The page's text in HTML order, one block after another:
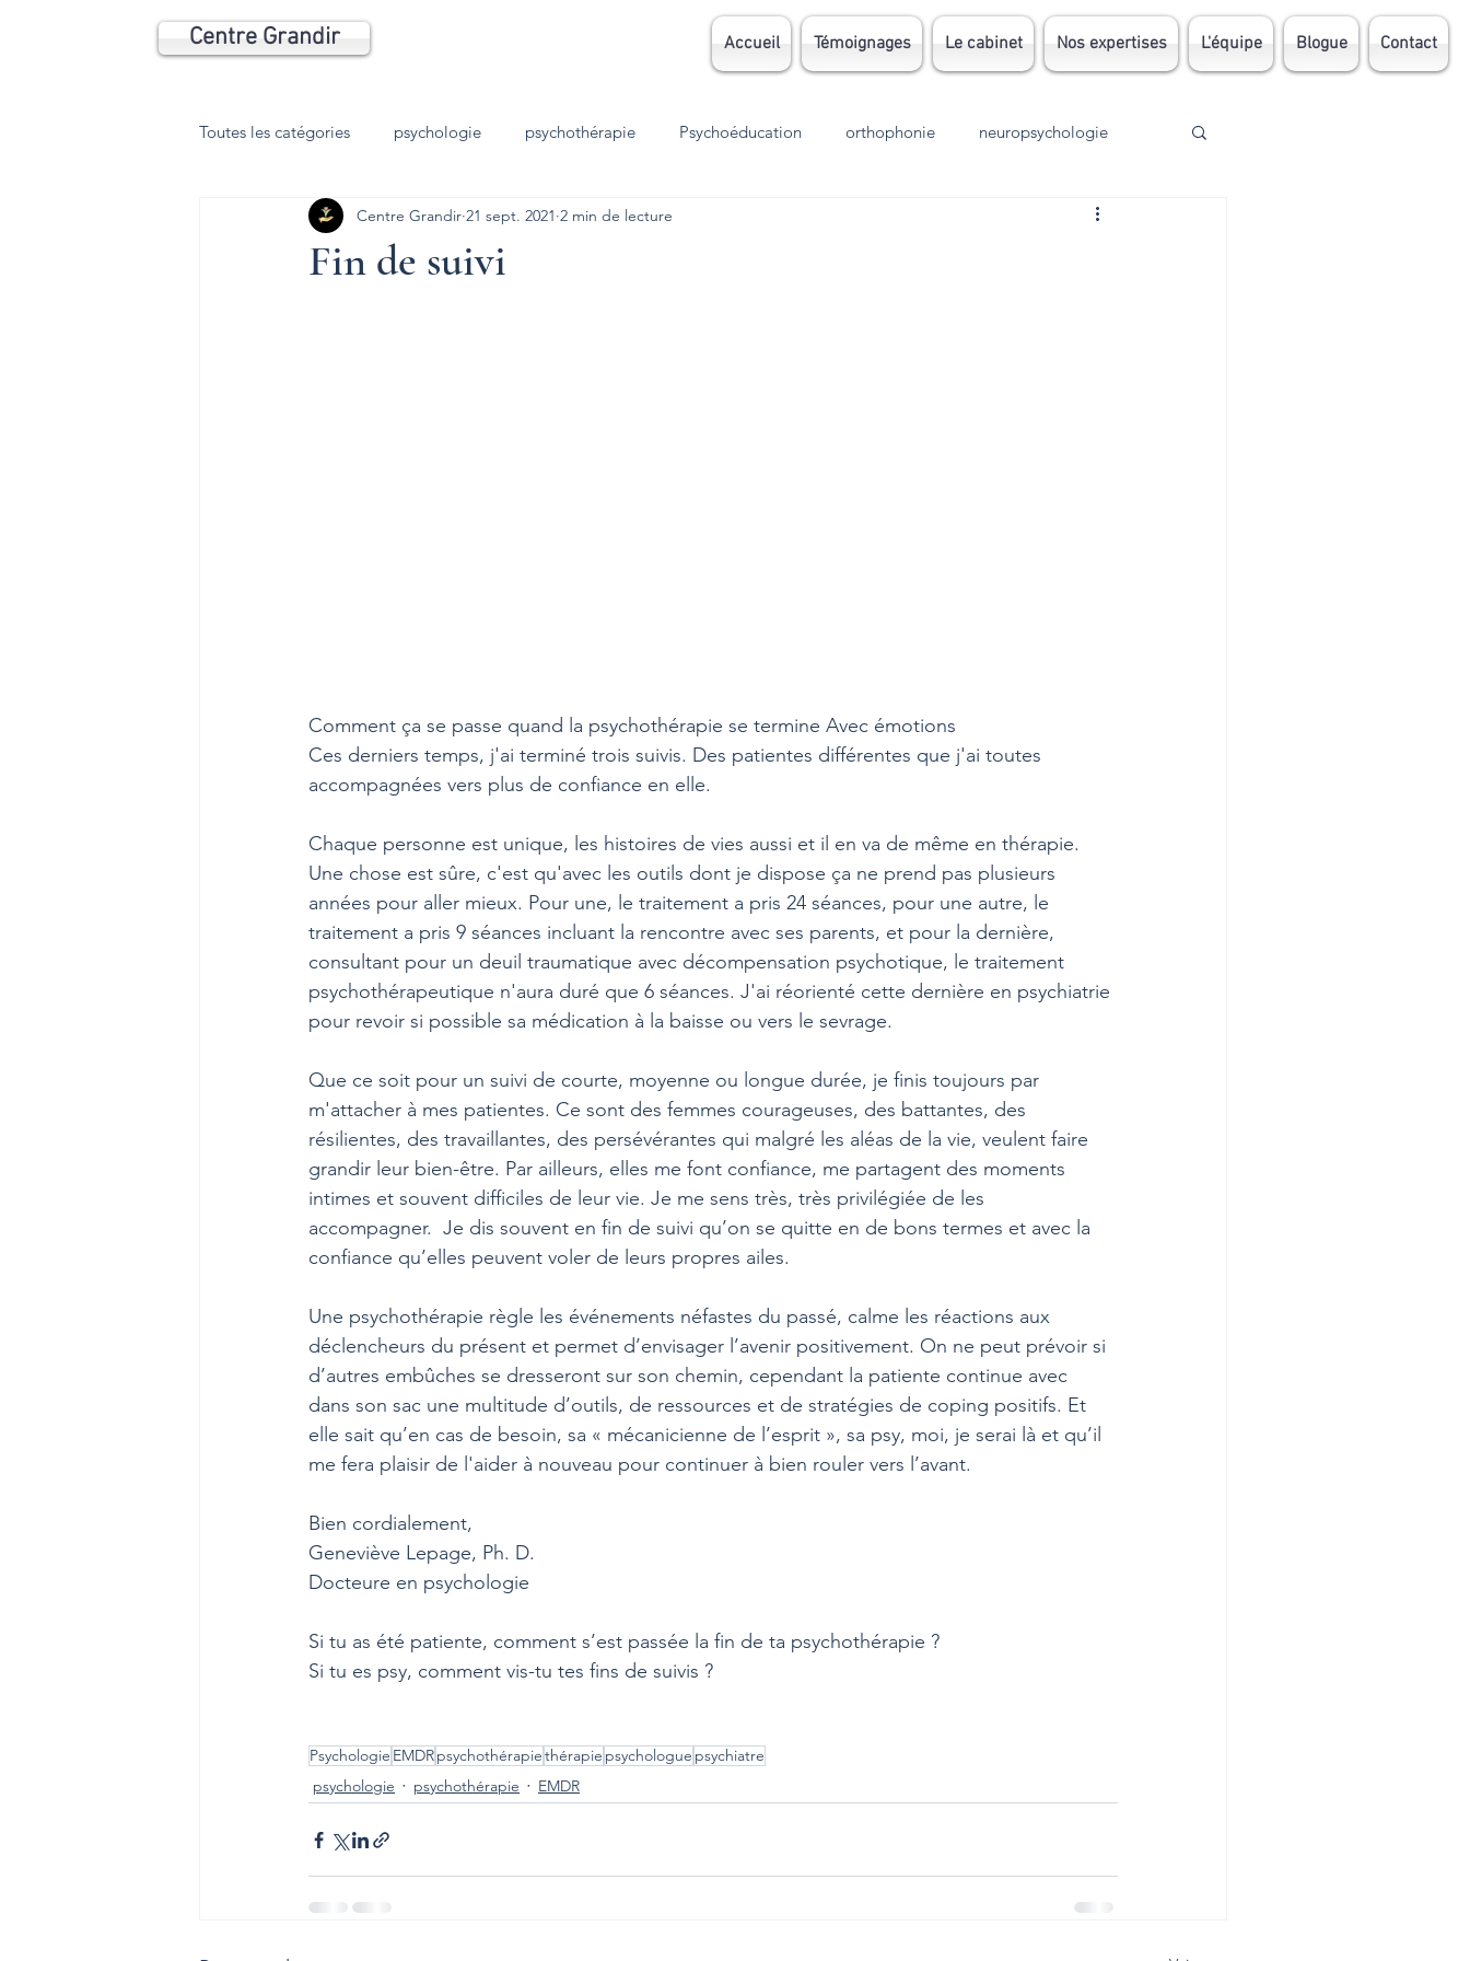
Centre Grandir Accueil Témoignages Le cabinet Nos expertises L'équipe Blogue Contact
Toutes les catégories psychologie psychothérapie Psychoéducation orthophonie neuropsychologie
Psychomotricité Coaching Grossesse parentalité Traumatisme
Fin de suivi
Centre Grandir 21 sept. 2021 2 min de lecture
Comment ça se passe quand la psychothérapie se termine Avec émotions
Ces derniers temps, j'ai terminé trois suivis. Des patientes différentes que j'ai toutes
accompagnées vers plus de confiance en elle.
Chaque personne est unique, les histoires de vies aussi et il en va de même en thérapie.
Une chose est sûre, c'est qu'avec les outils dont je dispose ça ne prend pas plusieurs
années pour aller mieux. Pour une, le traitement a pris 24 séances, pour une autre, le
traitement a pris 9 séances incluant la rencontre avec ses parents, et pour la dernière,
consultant pour un deuil traumatique avec décompensation psychotique, le traitement
psychothérapeutique n'aura duré que 6 séances. J'ai réorienté cette dernière en psychiatrie
pour revoir si possible sa médication à la baisse ou vers le sevrage.
Que ce soit pour un suivi de courte, moyenne ou longue durée, je finis toujours par
m'attacher à mes patientes. Ce sont des femmes courageuses, des battantes, des
résilientes, des travaillantes, des persévérantes qui malgré les aléas de la vie, veulent faire
grandir leur bien-être. Par ailleurs, elles me font confiance, me partagent des moments
intimes et souvent difficiles de leur vie. Je me sens très, très privilégiée de les
accompagner.  Je dis souvent en fin de suivi qu’on se quitte en de bons termes et avec la
confiance qu’elles peuvent voler de leurs propres ailes.
Une psychothérapie règle les événements néfastes du passé, calme les réactions aux
déclencheurs du présent et permet d’envisager l’avenir positivement. On ne peut prévoir si
d’autres embûches se dresseront sur son chemin, cependant la patiente continue avec
dans son sac une multitude d’outils, de ressources et de stratégies de coping positifs. Et
elle sait qu’en cas de besoin, sa « mécanicienne de l’esprit », sa psy, moi, je serai là et qu’il
me fera plaisir de l'aider à nouveau pour continuer à bien rouler vers l’avant.
Bien cordialement,
Geneviève Lepage, Ph. D.
Docteure en psychologie
Si tu as été patiente, comment s’est passée la fin de ta psychothérapie ?
Si tu es psy, comment vis-tu tes fins de suivis ?
Psychologie EMDRpsychothérapiethérapie psychologue psychiatre
psychologie
psychothérapie EMDR